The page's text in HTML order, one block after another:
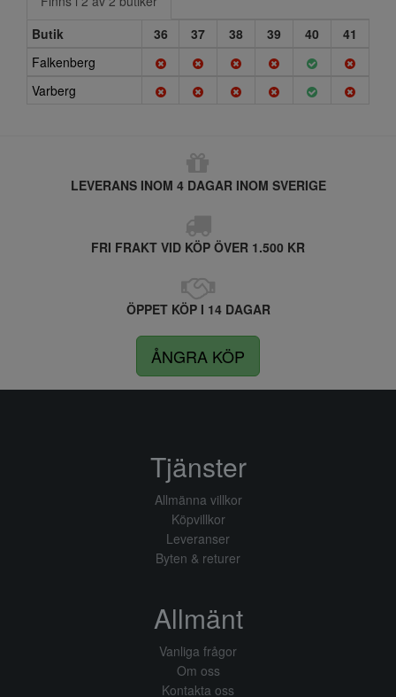
Butik
36 37 38 39 40
41
Falkenberg
Varberg
LEVERANS INOM 4 DAGAR INOM SVERIGE
FRI FRAKT VID KÖP ÖVER 1.500 KR
ÖPPET KÖP I 14 DAGAR
ÅNGRA KÖP
Tjänster
Allmänna villkor
Köpvillkor
Leveranser
Byten & returer
Allmänt
Vanliga frågor
Om oss
Kontakta oss